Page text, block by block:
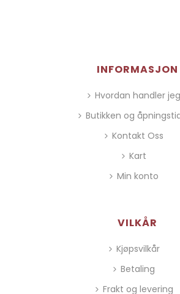
INFORMASJON
Hvordan handler jeg
Butikken og
Kontakt Oss
Kart
Min konto
VILKÅR
Kjøpsvilkår
Betaling
Frakt og levering